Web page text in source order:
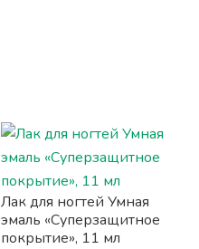
Лак для ногтей Умная
эмаль «Суперзащитное
покрытие», 11 мл